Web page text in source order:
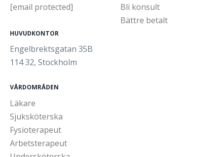
[email protected]
HUVUDKONTOR
Engelbrektsgatan 35B
114 32, Stockholm
Bli konsult
Bättre betalt
VÅRDOMRÅDEN
Läkare
Sjuksköterska
Fysioterapeut
Arbetsterapeut